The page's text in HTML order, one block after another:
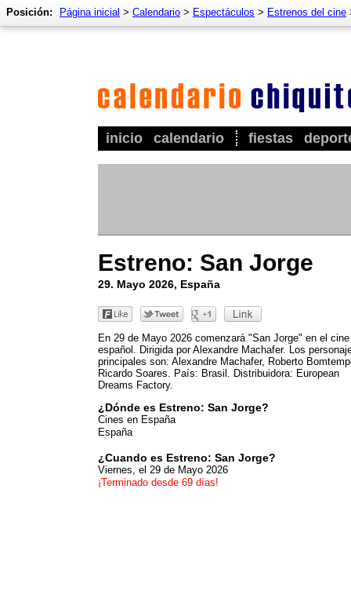
inicio calendario fiestas
Posición: Página inicial > Calendario > Espectáculos > Estrenos del cine
Estreno: San Jorge
29. Mayo 2026, España
En 29 de Mayo 2026 comenzará "San Jorge" en el cine
español. Dirigida por Alexandre Machafer. Los
principales son: Alexandre Machafer, Roberto
Ricardo Soares. País: Brasil. Distribuidora: European
Dreams Factory.
¿Dónde es Estreno: San Jorge?
Cines en España
España
¿Cuando es Estreno: San Jorge?
Viernes, el 29 de Mayo 2026
¡Terminado desde 69 días!